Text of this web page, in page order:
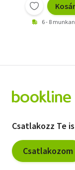
6 - 8
Csatlakozz Te
Csatlakozom